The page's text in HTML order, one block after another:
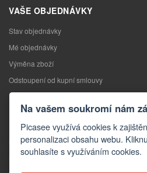
VAŠE OBJEDNÁVKY
Stav objednávky
Mé objednávky
Výměna zboží
Odstoupení od kupní smlouvy
Reklamace
KONTAKTY
Kontakty
Kontaktní formulář
Na vašem soukromí nám
Picasee využívá cookies k
personalizaci obsahu webu.
souhlasíte s využíváním cookies.